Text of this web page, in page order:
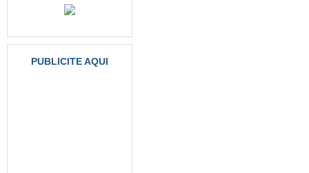
PUBLICITE AQUI